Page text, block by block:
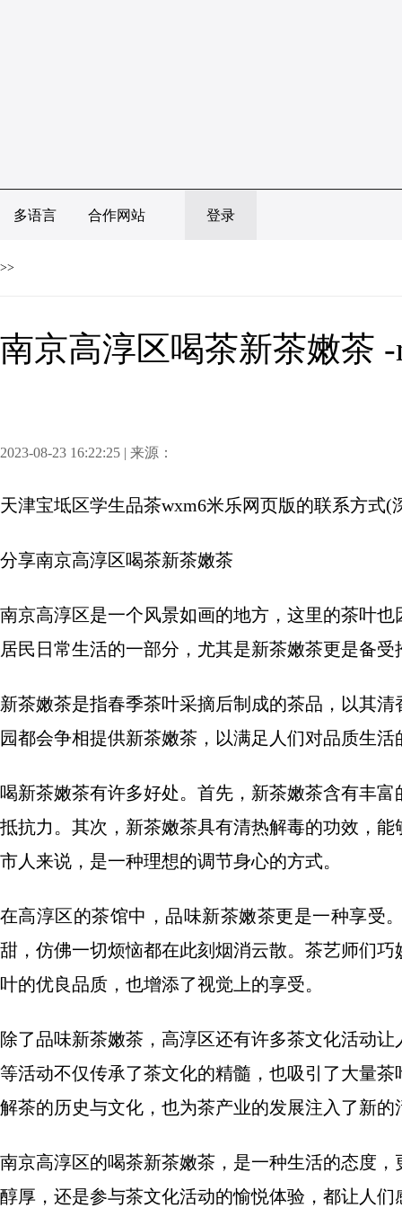
多语言 合作网站 登录
>>
南京高淳区喝茶新茶嫩茶
2023-08-23 16:22:25 | 来源：
天津宝坻区学生品茶wxm6米乐网页版的联系方式
分享南京高淳区喝茶新茶嫩茶
南京高淳区是一个风景如画的地方，这里的茶叶
居民日常生活的一部分，尤其是新茶嫩茶更是备受
新茶嫩茶是指春季茶叶采摘后制成的茶品，以其
园都会争相提供新茶嫩茶，以满足人们对品质生活
喝新茶嫩茶有许多好处。首先，新茶嫩茶含有丰
抵抗力。其次，新茶嫩茶具有清热解毒的功效，
市人来说，是一种理想的调节身心的方式。
在高淳区的茶馆中，品味新茶嫩茶更是一种享受
甜，仿佛一切烦恼都在此刻烟消云散。茶艺师们
叶的优良品质，也增添了视觉上的享受。
除了品味新茶嫩茶，高淳区还有许多茶文化活动
等活动不仅传承了茶文化的精髓，也吸引了大量
解茶的历史与文化，也为茶产业的发展注入了新的
南京高淳区的喝茶新茶嫩茶，是一种生活的态度
醇厚，还是参与茶文化活动的愉悦体验，都让人